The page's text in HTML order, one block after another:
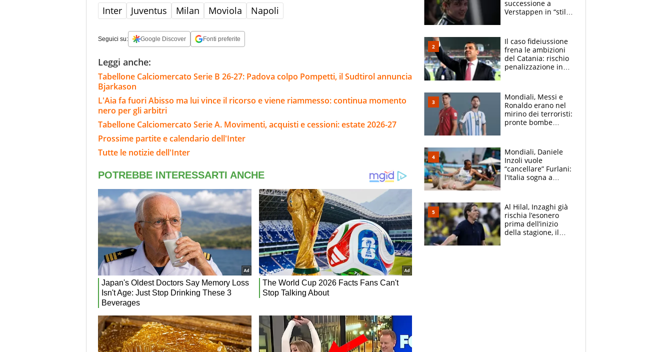
Inter Juventus Milan Moviola Napoli
Seguici su: Google Discover Fonti preferite
Leggi anche:
Tabellone Calciomercato Serie B 26-27: Padova colpo Pompetti, il Sudtirol annuncia
Bjarkason
L'Aia fa fuori Abisso ma lui vince il ricorso e viene riammesso: continua momento
nero per gli arbitri
Tabellone Calciomercato Serie A. Movimenti, acquisti e cessioni: estate 2026-27
Prossime partite e calendario dell'Inter
Tutte le notizie dell'Inter
successione a
Verstappen in “stile
attacco all’Italia
Il caso fideiussione
frena le ambizioni
del Catania: rischio
penalizzazione in
Mondiali, Messi e
Ronaldo erano nel
mirino dei terroristi:
pronte bombe
Mondiali, Daniele
Inzoli vuole
“cancellare” Furlani:
l'Italia sogna a
finale
Al Hilal, Inzaghi già
rischia l’esonero
prima dell’inizio
della stagione, il